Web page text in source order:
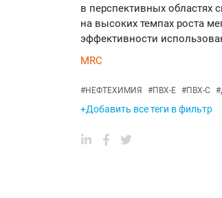
в перспективных областях
на высоких темпах роста
эффективности
MRC
#НЕФТЕХИМИЯ #ПВХ-Е #ПВХ-С #
+Добавить все теги в фильтр